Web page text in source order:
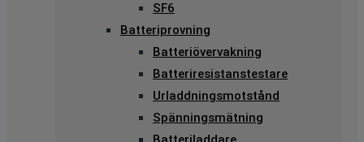
SF6
Batteriprovning
Batteriövervakning
Batteriresistanstestare
Urladdningsmotstånd
Spänningsmätning